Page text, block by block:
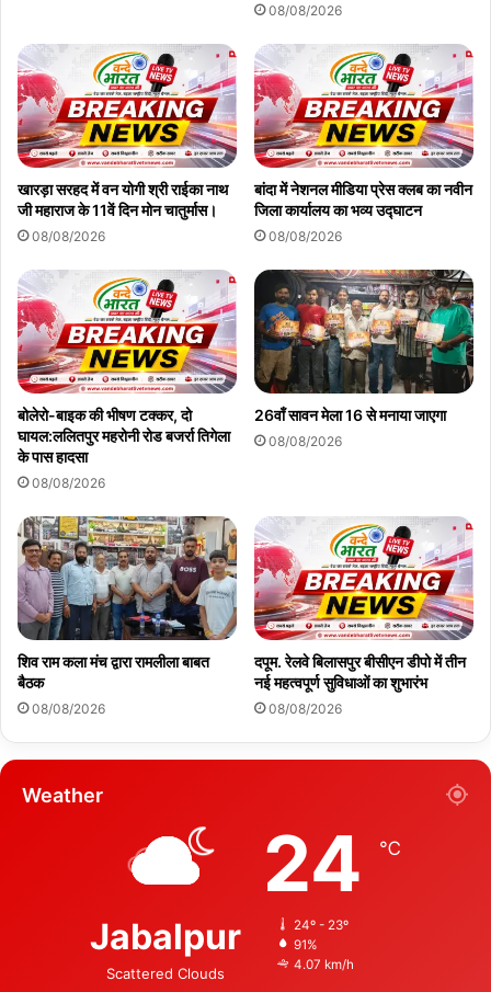
08/08/2026
खारड़ा सरहद में वन योगी श्री राईका नाथ
जी महाराज के 11वें दिन मोन चातुर्मास।
08/08/2026
बांदा में नेशनल मीडिया प्रेस क्लब का नवीन
जिला कार्यालय का भव्य उद्घाटन
08/08/2026
बोलेरो-बाइक की भीषण टक्कर, दो
घायल:ललितपुर महरोनी रोड बजर्रा तिगेला
के पास हादसा
08/08/2026
26वाँ सावन मेला 16 से मनाया जाएगा
08/08/2026
शिव राम कला मंच द्वारा रामलीला बाबत
बैठक
08/08/2026
दपूम. रेलवे बिलासपुर बीसीएन डीपो में तीन
नई महत्वपूर्ण सुविधाओं का शुभारंभ
08/08/2026
Weather
Jabalpur
Scattered Clouds
24 ℃
24º - 23º
91%
4.07 km/h